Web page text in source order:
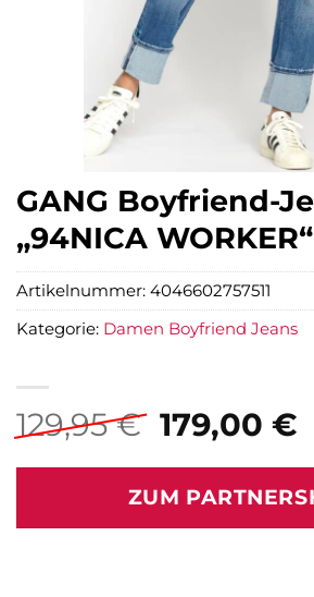
GANG Boyfriend-
„94NICA WORKER“
129,95€
Preis
war:
129,95 €
179,00 €
ZUM
Artikelnummer: 4046602757511
Kategorie: Damen Boyfriend Jeans